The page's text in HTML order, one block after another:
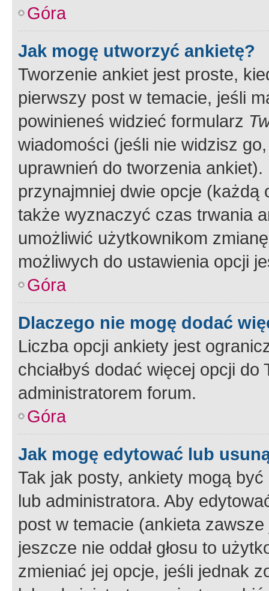
Góra
Jak mogę utworzyć ankietę?
Tworzenie ankiet jest proste,
pierwszy post w temacie, jeśli
powinieneś widzieć formularz
wiadomości (jeśli nie widzisz
uprawnień do tworzenia
przynajmniej dwie opcje
także wyznaczyć czas trwania
umożliwić użytkownikom
możliwych do ustawienia opcji
Góra
Dlaczego nie mogę dodać
Liczba opcji ankiety jest
chciałbyś dodać więcej opcji
administratorem forum.
Góra
Jak mogę edytować lub
Tak jak posty, ankiety mogą
lub administratora. Aby
post w temacie (ankieta
jeszcze nie oddał głosu to
zmieniać jej opcje, jeśli jednak